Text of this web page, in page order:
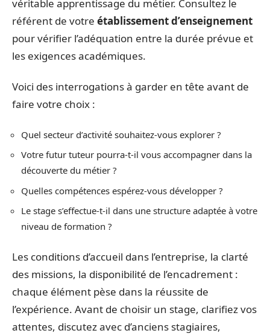
véritable apprentissage du métier. Consultez le
référent de votre établissement d’enseignement
pour vérifier l’adéquation entre la durée prévue et
les exigences académiques.
Voici des interrogations à garder en tête avant de
faire votre choix :
Quel secteur d’activité souhaitez-vous explorer ?
Votre futur tuteur pourra-t-il vous accompagner dans la
découverte du métier ?
Quelles compétences espérez-vous développer ?
Le stage s’effectue-t-il dans une structure adaptée à votre
niveau de formation ?
Les conditions d’accueil dans l’entreprise, la clarté
des missions, la disponibilité de l’encadrement :
chaque élément pèse dans la réussite de
l’expérience. Avant de choisir un stage, clarifiez vos
attentes, discutez avec d’anciens stagiaires,